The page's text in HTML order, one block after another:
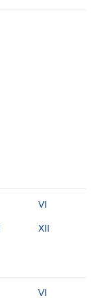
VI
XII
VI